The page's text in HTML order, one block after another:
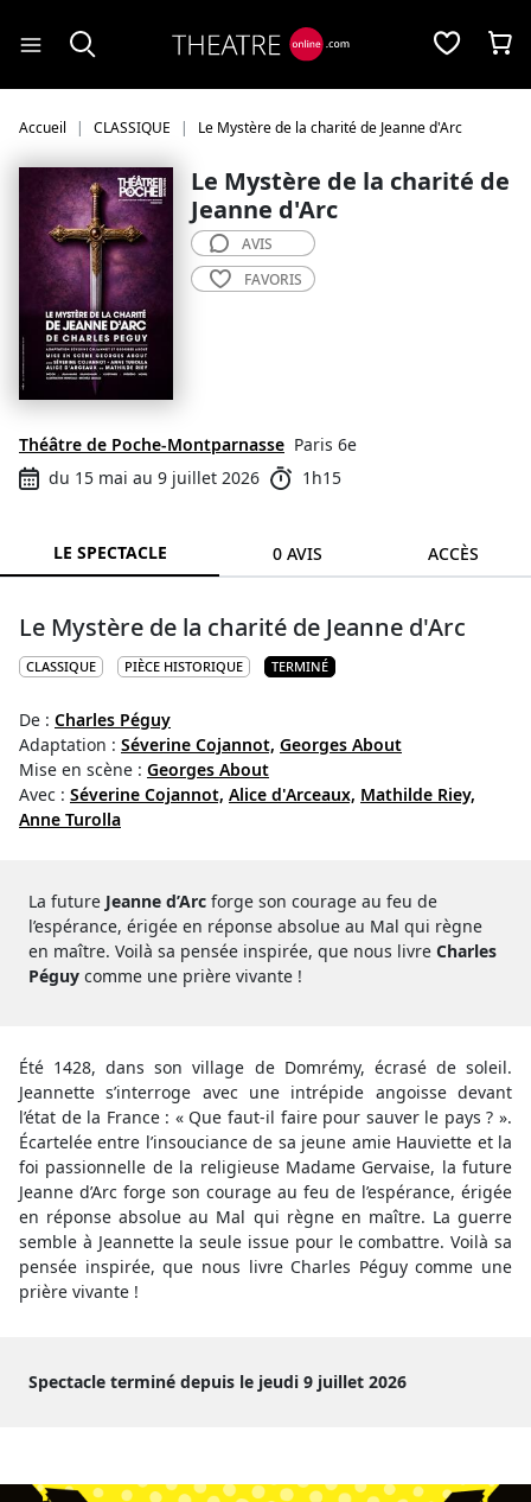
Accueil CLASSIQUE Le Mystère de la charité de Jeanne d'Arc
Le Mystère de la charité de
Jeanne d'Arc
Théâtre de Poche-Montparnasse Paris 6e
du 15 mai au 9 juillet 2026
1h15
AVIS
FAVORIS
LE SPECTACLE 0 AVIS ACCÈS
Le Mystère de la charité de Jeanne d'Arc
CLASSIQUE PIÈCE HISTORIQUE TERMINÉ
De : Charles Péguy
Adaptation : Séverine Cojannot, Georges About
Mise en scène : Georges About
Avec : Séverine Cojannot, Alice d'Arceaux, Mathilde Riey,
Anne Turolla
La future Jeanne d’Arc forge son courage au feu de
l’espérance, érigée en réponse absolue au Mal qui règne
en maître. Voilà sa pensée inspirée, que nous livre Charles
Péguy comme une prière vivante !
Été 1428, dans son village de Domrémy, écrasé de soleil.
Jeannette s’interroge avec une intrépide angoisse devant
l’état de la France : « Que faut-il faire pour sauver le pays ? ».
Écartelée entre l’insouciance de sa jeune amie Hauviette et la
foi passionnelle de la religieuse Madame Gervaise, la future
Jeanne d’Arc forge son courage au feu de l’espérance, érigée
en réponse absolue au Mal qui règne en maître. La guerre
semble à Jeannette la seule issue pour le combattre. Voilà sa
pensée inspirée, que nous livre Charles Péguy comme une
prière vivante !
Spectacle terminé depuis le jeudi 9 juillet 2026